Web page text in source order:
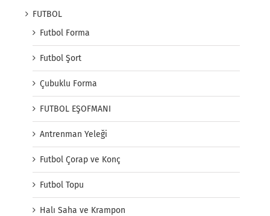
FUTBOL
Futbol Forma
Futbol Şort
Çubuklu Forma
FUTBOL EŞOFMANI
Antrenman Yeleği
Futbol Çorap ve Konç
Futbol Topu
Halı Saha ve Krampon